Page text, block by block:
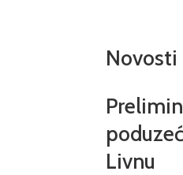
Novosti
Livnu